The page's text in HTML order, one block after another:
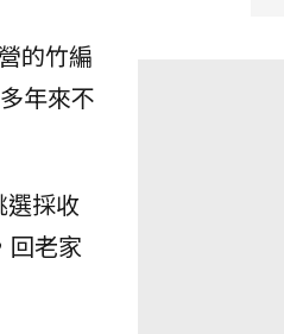
的竹編
年來不
選採收
回老家